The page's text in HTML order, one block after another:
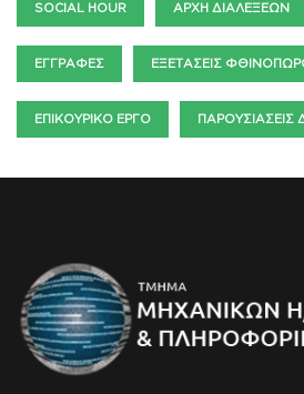
SOCIAL HOUR ΑΡΧΉ ΔΙΑΛΈΞΕΩΝ
ΕΓΓΡΑΦΈΣ ΕΞΕΤΆΣΕΙΣ
ΕΠΙΚΟΥΡΙΚΌ ΈΡΓΟ ΠΑΡΟΥΣΙΆΣΕΙΣ